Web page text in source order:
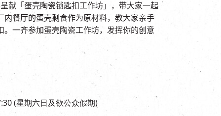
献「蛋壳陶瓷锁匙扣工作坊」，带大家一起
餐厅的蛋壳剩食作为原材料，教大家亲手
一齐参加蛋壳陶瓷工作坊，发挥你的创意
(星期六日及欲公众假期)